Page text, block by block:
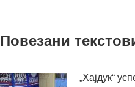
Повезани
„Хајдук“